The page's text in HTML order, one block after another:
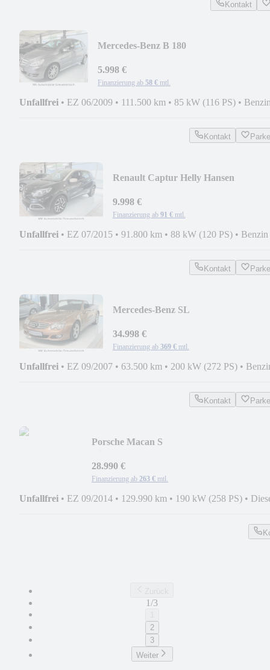
Kontakt
Mercedes-Benz B 180
5.998 €
Finanzierung ab 58 € mtl.
Unfallfrei • EZ 06/2009 • 111.500 km • 85 kW (116 PS) •
Kontakt
Renault Captur Helly Hansen
LINK*KLIMA*LEDER*
9.998 €
Finanzierung ab 91 € mtl.
Unfallfrei • EZ 07/2015 • 91.800 km • 88 kW (120 PS) • Benzin
Kontakt
Mercedes-Benz SL
ZUSTAND*63TKM
34.998 €
Finanzierung ab 369 € mtl.
Unfallfrei • EZ 09/2007 • 63.500 km • 200 kW (272 PS) •
Kontakt
Porsche Macan S
28.990 €
Finanzierung ab 263 € mtl.
Unfallfrei • EZ 09/2014 • 129.990 km • 190 kW (258 PS) •
1/3
2
3
Weiter